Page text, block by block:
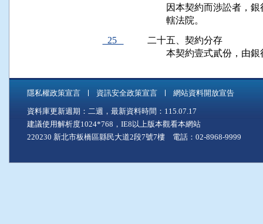
因本契約而涉訟者
        轄法院。
25
二十五、契約分存
本契約壹式貳份，
隱私權政策宣言 資訊安全政策宣言 網站資料開放宣告
資料庫更新週期：二週，最新資料時間：115.07.17
建議使用解析度1024*768，IE8以上版本觀看本網站
220230 新北市板橋區縣民大道2段7號7樓 電話：02-8968-9999